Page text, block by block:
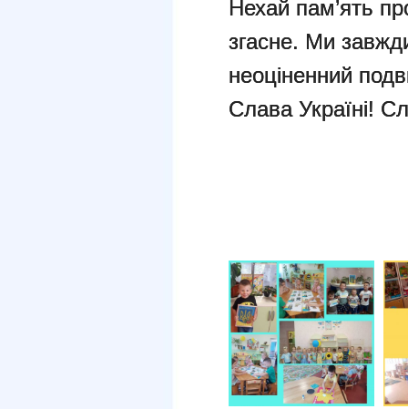
Нехай пам’ять
згасне. Ми
неоціненний
Слава Україні!